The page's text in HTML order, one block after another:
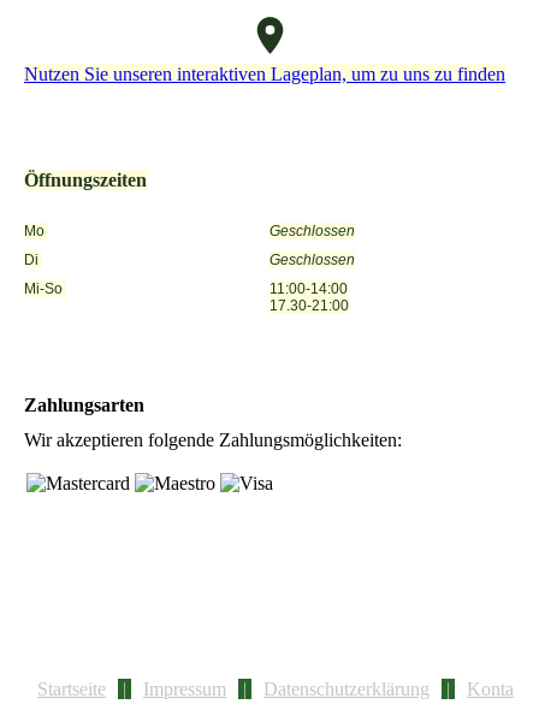
Nutzen Sie unseren interaktiven La­ge­plan, um zu uns zu finden
Öffnungszeiten
Mo
Geschlossen
Di
Geschlossen
Mi-So
11:00-14:00
17.30-21:00
Zahlungsarten
Wir akzeptieren folgende Zahlungsmöglichkeiten:
Startseite | Impressum | Datenschutzerklärung | Konta